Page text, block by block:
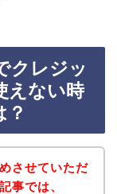
クレジッ
えない時
？
させていただ
事では、